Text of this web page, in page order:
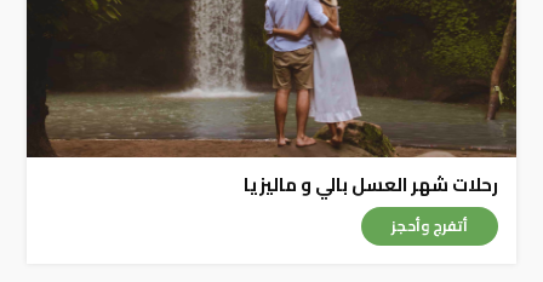
رحلات شهر العسل بالي و ماليزيا
أتفرج وأحجز